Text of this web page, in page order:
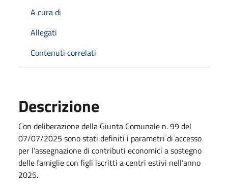
A cura di
Allegati
Contenuti correlati
Descrizione
Con deliberazione della Giunta Comunale n. 99 del
07/07/2025 sono stati definiti i parametri di accesso
per l’assegnazione di contributi economici a sostegno
delle famiglie con figli iscritti a centri estivi nell’anno
2025.